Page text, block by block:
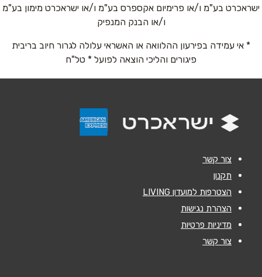
אנא חזרו אלי בקשר ל...
שליחה
ישראכרט בע"מ ו/או פרימיום אקספרס בע"מ ו/או ישראכרט מימון בע"מ
ו/או הבנק המנפיק
* אי עמידה בפירעון ההלוואה או האשראי עלולה לגרור חיוב בריבית
פיגורים והליכי הוצאה לפועל * טל"ח
צור קשר
תקנון
הצטרפות למועדון LIVING
הצהרת נגישות
מדיניות פרטיות
צור קשר